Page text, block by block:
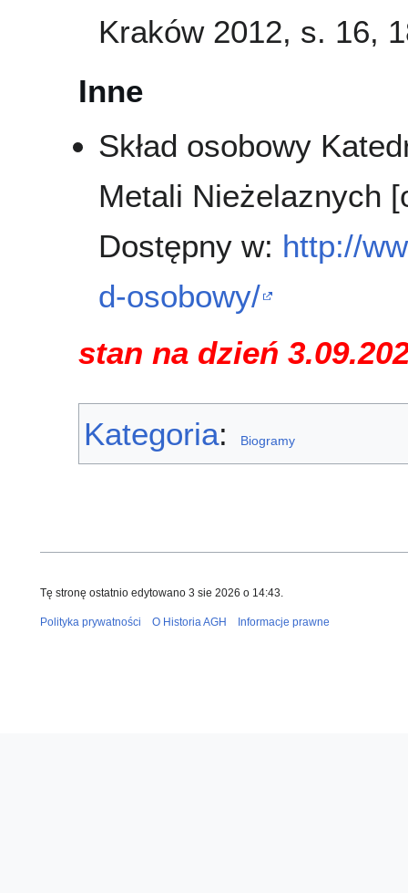
Kraków 2012, s. 16,
Inne
Skład osobowy
Metali Nieżelaznych
Dostępny w: http://
d-osobowy/
stan na dzień
Kategoria: Biogramy
Tę stronę ostatnio edytowano 3 sie 2026 o 14:43.
Polityka prywatności O Historia AGH Informacje prawne